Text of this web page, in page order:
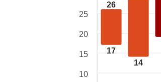
26
17
14
25
20
15
10